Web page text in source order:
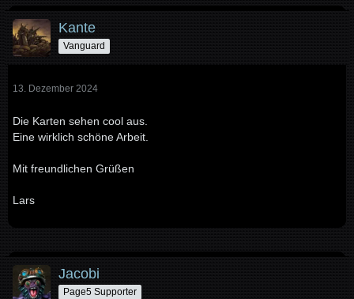
Kante
Vanguard
13. Dezember 2024
Die Karten sehen cool aus.
Eine wirklich schöne Arbeit.
Mit freundlichen Grüßen
Lars
Jacobi
Page5 Supporter